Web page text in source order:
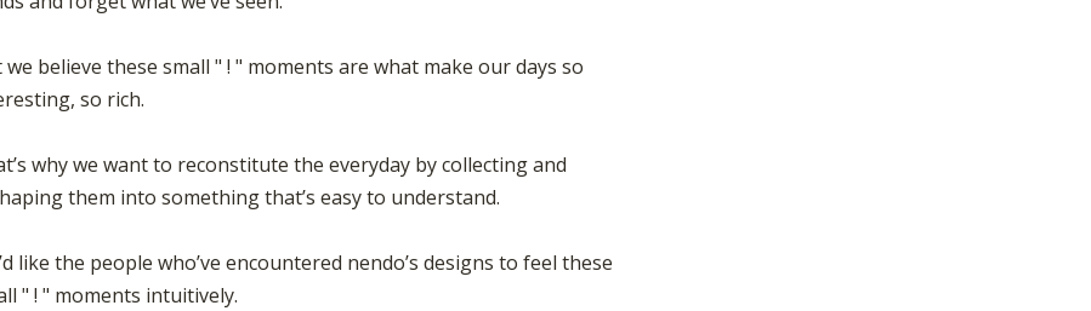
we believe these small " ! " moments are what make our days so
so rich.
why we want to reconstitute the everyday by collecting and
them into something that’s easy to understand.
like the people who’ve encountered nendo’s designs to feel these
" ! " moments intuitively.